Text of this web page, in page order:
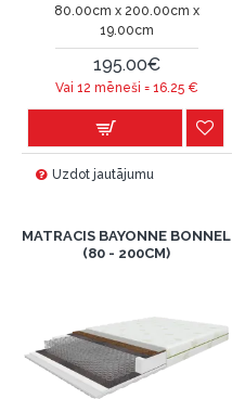
80.00cm x 200.00cm x
19.00cm
195.00€
Vai 12 mēneši = 16.25€
Uzdot jautājumu
MATRACIS BAYONNE BONNEL
(80 - 200CM)